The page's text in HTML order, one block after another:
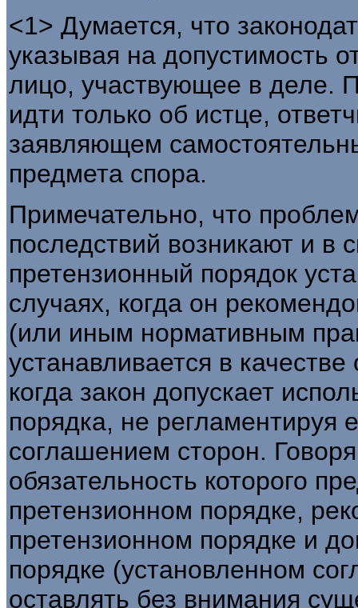
<1> Думается, что
указывая на допустимость
лицо, участвующее в деле.
идти только об истце,
заявляющем
предмета спора.
Примечательно, что
последствий возникают и в
претензионный порядок
случаях, когда он
(или иным нормативным
устанавливается в
когда закон допускает
порядка, не регламентируя
соглашением сторон.
обязательность которого
претензионном порядке,
претензионном порядке и
порядке (установленном
оставлять без внимания